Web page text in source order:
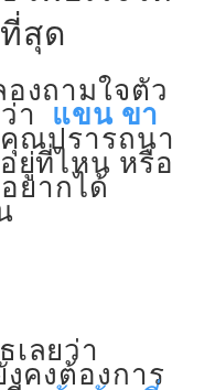
สุด
งถามใจตัว
า แขน ขา
คุณปรารถนา
ยู่ที่ไหน หรือ
ยากได้
ลยว่า
คงต้องการ